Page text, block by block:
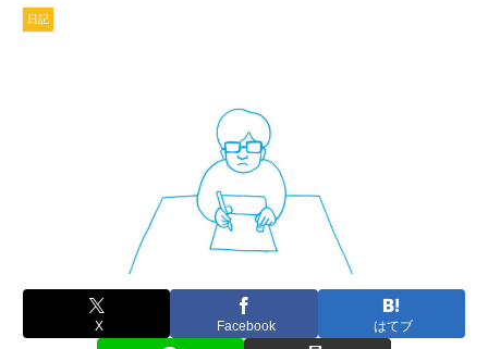
日記
X Facebook はてブ